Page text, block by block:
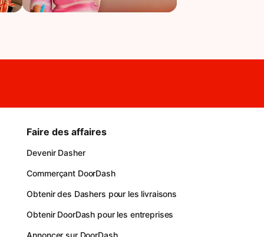
Faire des affaires
Devenir Dasher
Commerçant DoorDash
Obtenir des Dashers pour les livraisons
Obtenir DoorDash pour les entreprises
Annoncer sur DoorDash